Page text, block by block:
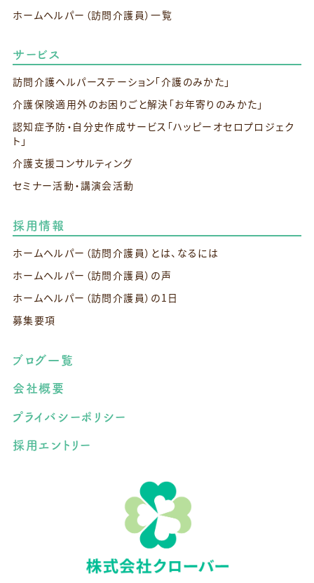
ホームヘルパー（訪問介護員）一覧
サービス
訪問介護ヘルパーステーション「介護のみかた」
介護保険適用外のお困りごと解決 「お年寄りのみかた」
認知症予防・自分史作成サービス 「ハッピーオセロプロジェク
ト」
介護支援コンサルティング
セミナー活動・講演会活動
採用情報
ホームヘルパー（訪問介護員）とは、なるには
ホームヘルパー（訪問介護員）の声
ホームヘルパー（訪問介護員）の1日
募集要項
ブログ一覧
会社概要
プライバシーポリシー
採用エントリー